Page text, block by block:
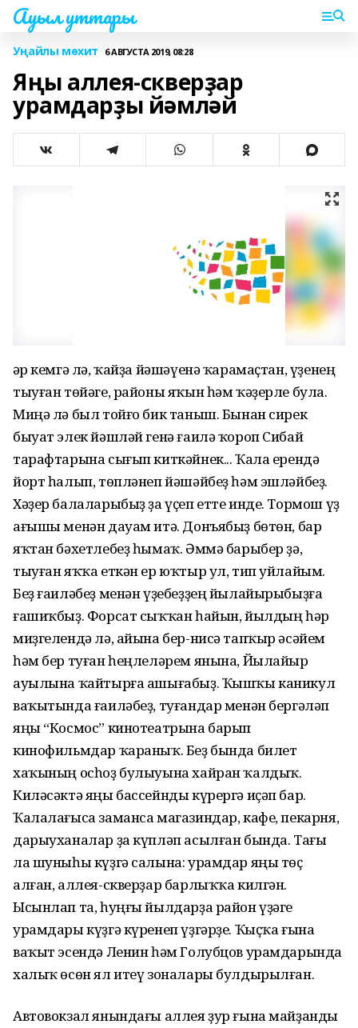
Ауыл уттары
Уңайлы мөхит 6 АВГУСТА 2019, 08:28
Яңы аллея-скверҙар
урамдарҙы йәмләй
Һәр кемгә лә, ҡайҙа йәшәүенә ҡарамаҫтан, үҙенең
тыуған төйәге, районы яҡын һәм ҡәҙерле була.
Миңә лә был тойғо бик таныш. Бынан сирек
быуат элек йәшләй генә ғаилә ҡороп Сибай
тарафтарына сығып киткәйнек... Ҡала ерендә
йорт һалып, төпләнеп йәшәйбеҙ һәм эшләйбеҙ.
Хәҙер балаларыбыҙ ҙа үҫеп етте инде. Тормош үҙ
ағышы менән дауам итә. Донъябыҙ бөтөн, бар
яҡтан бәхетлебеҙ һымаҡ. Әммә барыбер ҙә,
тыуған яҡҡа еткән ер юҡтыр ул, тип уйлайым.
Беҙ ғаиләбеҙ менән үҙебеҙҙең йылайырыбыҙға
ғашиҡбыҙ. Форсат сыҡҡан һайын, йылдың һәр
миҙгелендә лә, айына бер-нисә тапҡыр әсәйем
һәм бер туған һеңлеләрем янына, Йылайыр
ауылына ҡайтырға ашығабыҙ. Ҡышҡы каникул
ваҡытында ғаиләбеҙ, туғандар менән бергәләп
яңы “Космос” кинотеатрына барып
кинофильмдар ҡараныҡ. Беҙ бында билет
хаҡының осһоҙ булыуына хайран ҡалдыҡ.
Киләсәктә яңы бассейнды күрергә иҫәп бар.
Ҡалалағыса заманса магазиндар, кафе, пекарня,
дарыуханалар ҙа күпләп асылған бында. Тағы
ла шуныһы күҙгә салына: урамдар яңы төҫ
алған, аллея-скверҙар барлыҡҡа килгән.
Ысынлап та, һуңғы йылдарҙа район үҙәге
урамдары күҙгә күренеп үҙгәрҙе. Ҡыҫҡа ғына
ваҡыт эсендә Ленин һәм Голубцов урамдарында
халыҡ өсөн ял итеү зоналары булдырылған.
Автовокзал янындағы аллея ҙур ғына майҙанды